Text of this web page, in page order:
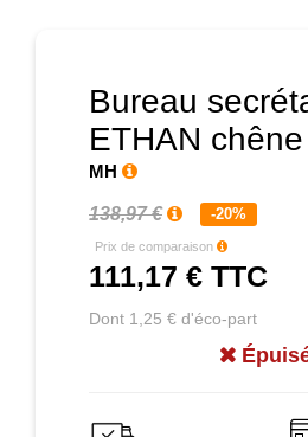
Bureau
ETHAN
MH
138,97 € -20%
Prix de comparaison
111,17 € TTC
Dont 1,25 € d'éco-part